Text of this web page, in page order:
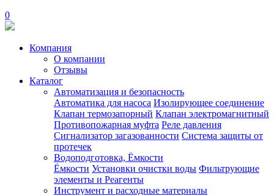
0
Компания
О компании
Отзывы
Каталог
Автоматизация и безопасность
Автоматика для насоса Изолирующее соединение
Клапан термозапорный Клапан электромагнитный
Противопожарная муфта Реле давления
Сигнализатор загазованности Система защиты от
протечек
Водоподготовка, Ёмкости
Ёмкости Установки очистки воды Фильтрующие
элементы и Реагенты
Инструмент и расходные материалы